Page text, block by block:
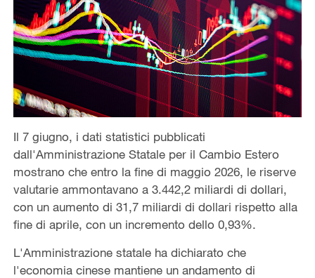
Il 7 giugno, i dati statistici pubblicati
dall'Amministrazione Statale per il Cambio Estero
mostrano che entro la fine di maggio 2026, le riserve
valutarie ammontavano a 3.442,2 miliardi di dollari,
con un aumento di 31,7 miliardi di dollari rispetto alla
fine di aprile, con un incremento dello 0,93%.
L'Amministrazione statale ha dichiarato che
l'economia cinese mantiene un andamento di